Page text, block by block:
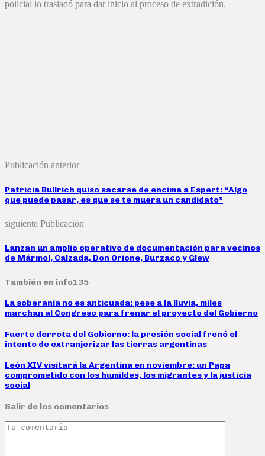
policial lo trasladó para dar inicio al proceso de extradición.
Publicación anterior
Patricia Bullrich quiso sacarse de encima a Espert: “Algo
que puede pasar, es que se te muera un candidato”
siguiente Publicación
Lanzan un amplio operativo de documentación para vecinos
de Mármol, Calzada, Don Orione, Burzaco y Glew
También en info135
La soberanía no es anticuada: pese a la lluvia, miles
marchan al Congreso para frenar el proyecto del Gobierno
Fuerte derrota del Gobierno: la presión social frenó el
intento de extranjerizar las tierras argentinas
León XIV visitará la Argentina en noviembre: un Papa
comprometido con los humildes, los migrantes y la justicia
social
Salir de los comentarios